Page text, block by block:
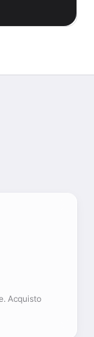
Acquisto